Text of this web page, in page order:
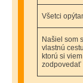
Všetci
Našiel som
vlastnú
ktorú si viem
zodpovedať